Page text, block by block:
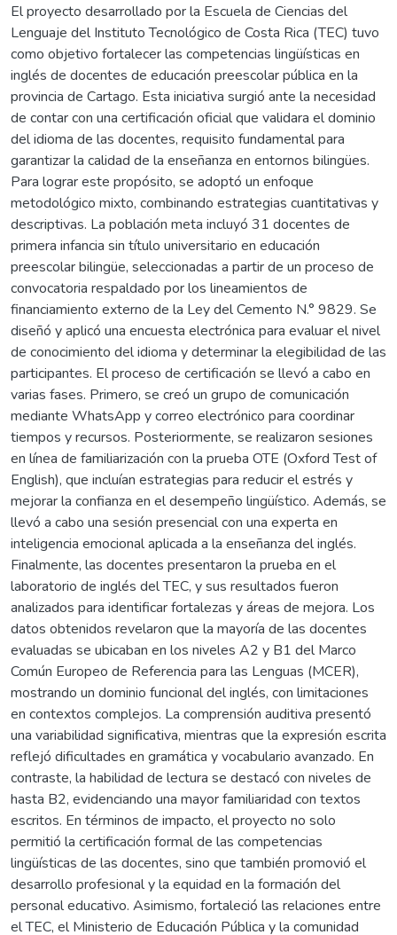
El proyecto desarrollado por la Escuela de Ciencias del
Lenguaje del Instituto Tecnológico de Costa Rica (TEC) tuvo
como objetivo fortalecer las competencias lingüísticas en
inglés de docentes de educación preescolar pública en la
provincia de Cartago. Esta iniciativa surgió ante la necesidad
de contar con una certificación oficial que validara el dominio
del idioma de las docentes, requisito fundamental para
garantizar la calidad de la enseñanza en entornos bilingües.
Para lograr este propósito, se adoptó un enfoque
metodológico mixto, combinando estrategias cuantitativas y
descriptivas. La población meta incluyó 31 docentes de
primera infancia sin título universitario en educación
preescolar bilingüe, seleccionadas a partir de un proceso de
convocatoria respaldado por los lineamientos de
financiamiento externo de la Ley del Cemento N.° 9829. Se
diseñó y aplicó una encuesta electrónica para evaluar el nivel
de conocimiento del idioma y determinar la elegibilidad de las
participantes. El proceso de certificación se llevó a cabo en
varias fases. Primero, se creó un grupo de comunicación
mediante WhatsApp y correo electrónico para coordinar
tiempos y recursos. Posteriormente, se realizaron sesiones
en línea de familiarización con la prueba OTE (Oxford Test of
English), que incluían estrategias para reducir el estrés y
mejorar la confianza en el desempeño lingüístico. Además, se
llevó a cabo una sesión presencial con una experta en
inteligencia emocional aplicada a la enseñanza del inglés.
Finalmente, las docentes presentaron la prueba en el
laboratorio de inglés del TEC, y sus resultados fueron
analizados para identificar fortalezas y áreas de mejora. Los
datos obtenidos revelaron que la mayoría de las docentes
evaluadas se ubicaban en los niveles A2 y B1 del Marco
Común Europeo de Referencia para las Lenguas (MCER),
mostrando un dominio funcional del inglés, con limitaciones
en contextos complejos. La comprensión auditiva presentó
una variabilidad significativa, mientras que la expresión escrita
reflejó dificultades en gramática y vocabulario avanzado. En
contraste, la habilidad de lectura se destacó con niveles de
hasta B2, evidenciando una mayor familiaridad con textos
escritos. En términos de impacto, el proyecto no solo
permitió la certificación formal de las competencias
lingüísticas de las docentes, sino que también promovió el
desarrollo profesional y la equidad en la formación del
personal educativo. Asimismo, fortaleció las relaciones entre
el TEC, el Ministerio de Educación Pública y la comunidad